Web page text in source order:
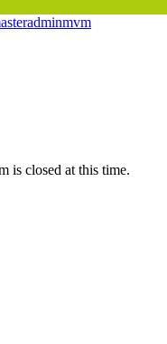
is closed at this time.